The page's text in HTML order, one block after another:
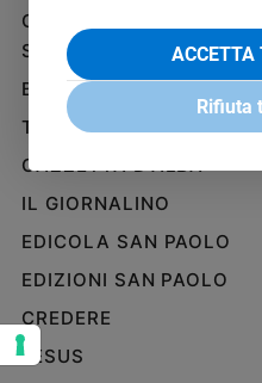
settimana
Migranti
Diversità
Costume
e
2026
Cinema,
GRUPPO EDITORIALE
SAN PAOLO
BENESSERE
TELENOVA
GAZZETTA D'ALBA
IL GIORNALINO
EDICOLA SAN PAOLO
EDIZIONI SAN PAOLO
CREDERE
JESUS
ACCETTA
Rifiuta